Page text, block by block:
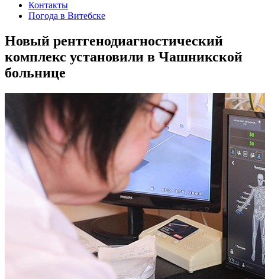
Контакты
Погода в Витебске
Новый рентгенодиагностический
комплекс установили в Чашникской
больнице